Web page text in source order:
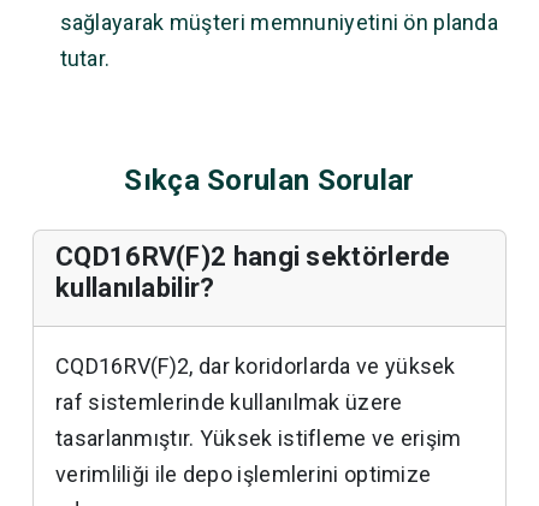
sağlayarak müşteri memnuniyetini ön planda
tutar.
Sıkça Sorulan Sorular
CQD16RV(F)2 hangi sektörlerde
kullanılabilir?
CQD16RV(F)2, dar koridorlarda ve yüksek
raf sistemlerinde kullanılmak üzere
tasarlanmıştır. Yüksek istifleme ve erişim
verimliliği ile depo işlemlerini optimize